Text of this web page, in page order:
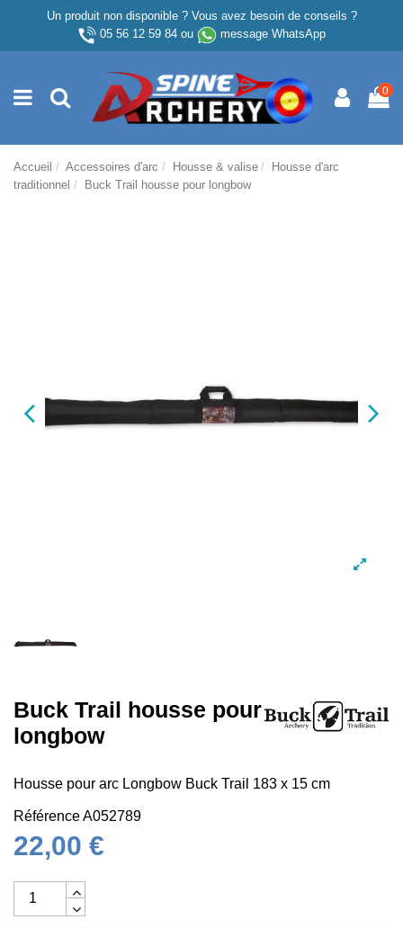
Un produit non disponible ? Vous avez besoin de conseils ?
05 56 12 59 84ou message WhatsApp
0
Accueil Accessoires d'arc Housse & valise
Housse d'arc
traditionnel
Buck Trail housse pour longbow
Buck Trail housse pour
longbow
Housse pour arc Longbow Buck Trail 183 x 15 cm
RéférenceA052789
22,00 €